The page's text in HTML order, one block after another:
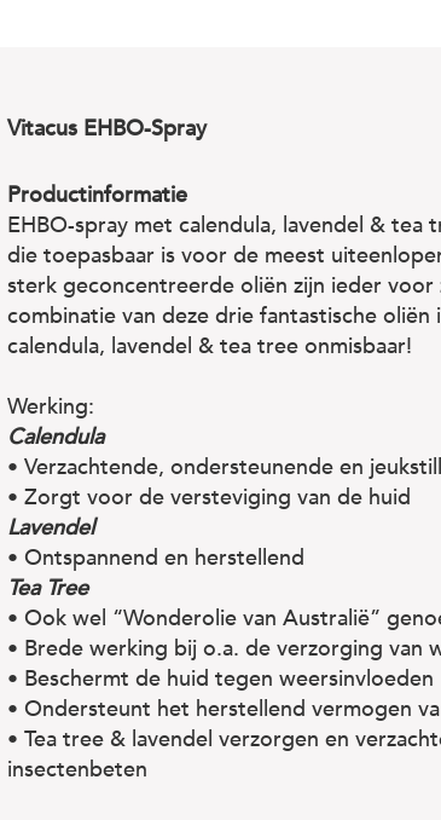
Vitacus EHBO-Spray
Productinformatie
EHBO-spray met calendula, lavendel & tea
die toepasbaar is voor de meest
sterk geconcentreerde oliën zijn ieder
combinatie van deze drie fantastische oliën
calendula, lavendel & tea tree onmisbaar!
Werking:
Calendula
• Verzachtende, ondersteunende en
• Zorgt voor de versteviging van de huid
Lavendel
• Ontspannend en herstellend
Tea Tree
• Ook wel “Wonderolie van Australië”
• Brede werking bij o.a. de verzorging van
• Beschermt de huid tegen weersinvloeden
• Ondersteunt het herstellend vermogen
• Tea tree & lavendel verzorgen en
insectenbeten